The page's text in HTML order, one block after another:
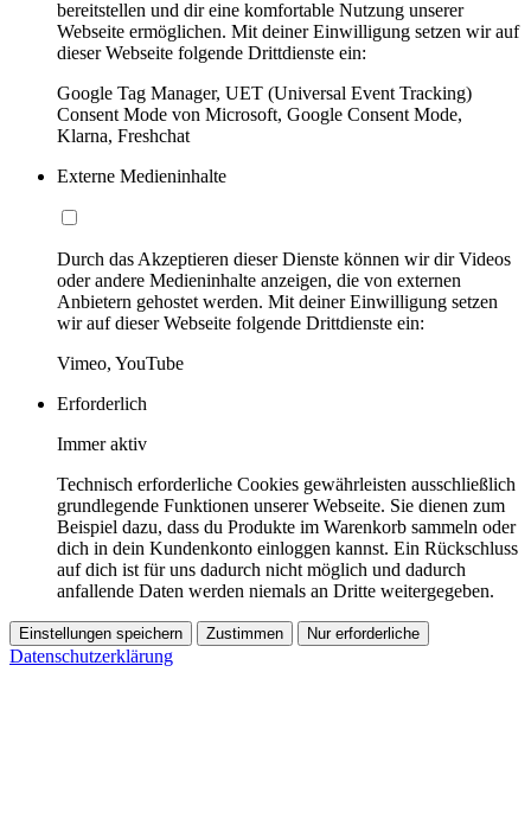
bereitstellen und dir eine komfortable Nutzung unserer
Webseite ermöglichen. Mit deiner Einwilligung setzen wir auf
dieser Webseite folgende Drittdienste ein:
Google Tag Manager, UET (Universal Event Tracking)
Consent Mode von Microsoft, Google Consent Mode,
Klarna, Freshchat
Externe Medieninhalte
Durch das Akzeptieren dieser Dienste können wir dir Videos
oder andere Medieninhalte anzeigen, die von externen
Anbietern gehostet werden. Mit deiner Einwilligung setzen
wir auf dieser Webseite folgende Drittdienste ein:
Vimeo, YouTube
Erforderlich
Immer aktiv
Technisch erforderliche Cookies gewährleisten ausschließlich
grundlegende Funktionen unserer Webseite. Sie dienen zum
Beispiel dazu, dass du Produkte im Warenkorb sammeln oder
dich in dein Kundenkonto einloggen kannst. Ein Rückschluss
auf dich ist für uns dadurch nicht möglich und dadurch
anfallende Daten werden niemals an Dritte weitergegeben.
Einstellungen speichern Zustimmen Nur erforderliche
Datenschutzerklärung